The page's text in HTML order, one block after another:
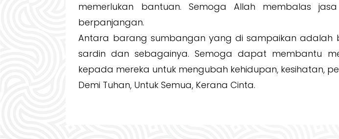
memerlukan bantuan. Semoga Allah membalas
berpanjangan.
Antara barang sumbangan yang di sampaikan adalah
sardin dan sebagainya. Semoga dapat membantu
kepada mereka untuk mengubah kehidupan, kesihatan,
Demi Tuhan, Untuk Semua, Kerana Cinta.